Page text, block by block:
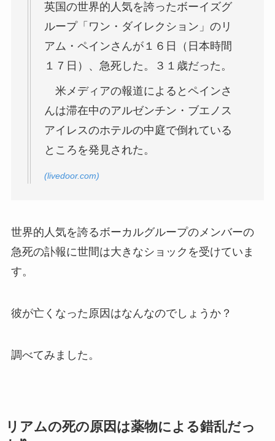
英国の世界的人気を誇ったボーイズグ
ループ「ワン・ダイレクション」のリ
アム・ペインさんが１６日（日本時間
１７日）、急死した。３１歳だった。
米メディアの報道によるとペインさ
んは滞在中のアルゼンチン・ブエノス
アイレスのホテルの中庭で倒れている
ところを発見された。
(livedoor.com)
世界的人気を誇るボーカルグループのメンバーの
急死の訃報に世間は大きなショックを受けていま
す。
彼が亡くなった原因はなんなのでしょうか？
調べてみました。
リアムの死の原因は薬物による錯乱だっ